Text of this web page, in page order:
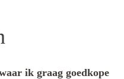
ik graag goedkope